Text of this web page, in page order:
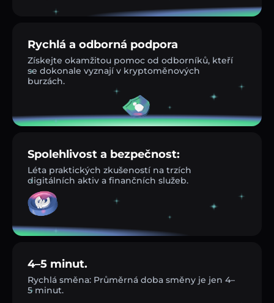
Rychlá a odborná podpora
Získejte okamžitou pomoc od odborníků, kteří
se dokonale vyznají v kryptoměnových
burzách.
Spolehlivost a bezpečnost:
Léta praktických zkušeností na trzích
digitálních aktiv a finančních služeb.
4–5 minut.
Rychlá směna: Průměrná doba směny je jen 4–
5 minut.